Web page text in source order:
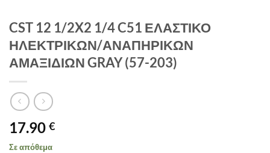
CST 12 1/2X2 1/4 C51 ΕΛΑΣΤΙΚΟ
ΗΛΕΚΤΡΙΚΩΝ/ΑΝΑΠΗΡΙΚΩΝ
ΑΜΑΞΙΔΙΩΝ GRAY (57-203)
17.90 €
Σε απόθεμα